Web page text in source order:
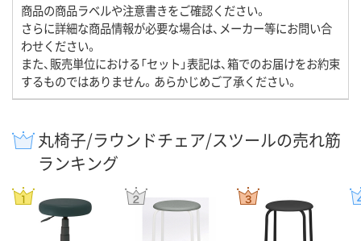
商品の商品ラベルや注意書きをご確認ください。
さらに詳細な商品情報が必要な場合は、メーカー等にお問い合
わせください。
また、販売単位における「セット」表記は、箱でのお届けをお約束
するものではありません。あらかじめご了承ください。
丸椅子/ラウンドチェア/スツールの売れ筋
ランキング